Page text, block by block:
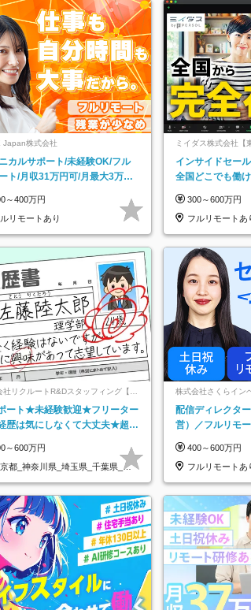
Japan株式会社
カルサポート/未経験OK/フル
ト/月収31万円可/月最大3万の
～400万円
リモートあり
ミイダス株式会社【
インサイドセー
全国どこでも働
300～600万円
フルリモートあ
社リクルートR&Dスタッフィング【リ
トグループ】
ート★未経験歓迎★フリーター
歴は気にしなくて大丈夫★超大
～600万円
都_神奈川県_埼玉県_千葉県_大
株式会社さくらイン
配信ディレクタ
営）／フルリモ
400～600万円
フルリモートあ